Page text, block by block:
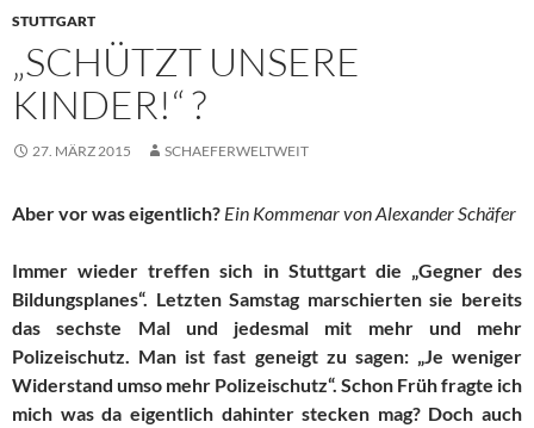
STUTTGART
„SCHÜTZT UNSERE
KINDER!“ ?
27. MÄRZ 2015 SCHAEFERWELTWEIT
Aber vor was eigentlich? Ein Kommenar von Alexander Schäfer
Immer wieder treffen sich in Stuttgart die „Gegner des
Bildungsplanes“. Letzten Samstag marschierten sie bereits
das sechste Mal und jedesmal mit mehr und mehr
Polizeischutz. Man ist fast geneigt zu sagen: „Je weniger
Widerstand umso mehr Polizeischutz“. Schon Früh fragte ich
mich was da eigentlich dahinter stecken mag? Doch auch